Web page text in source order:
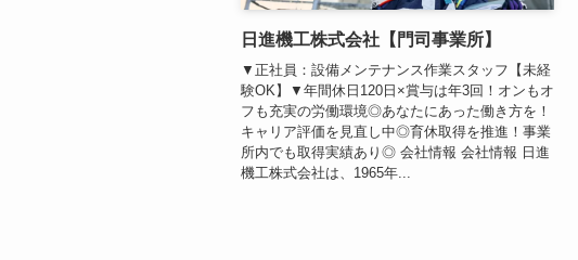
日進機工株式会社【門司事業所】
▼正社員：設備メンテナンス作業スタッフ【未経
験OK】▼年間休日120日×賞与は年3回！オンもオ
フも充実の労働環境◎あなたにあった働き方を！
キャリア評価を見直し中◎育休取得を推進！事業
所内でも取得実績あり◎ 会社情報 会社情報 日進
機工株式会社は、1965年...